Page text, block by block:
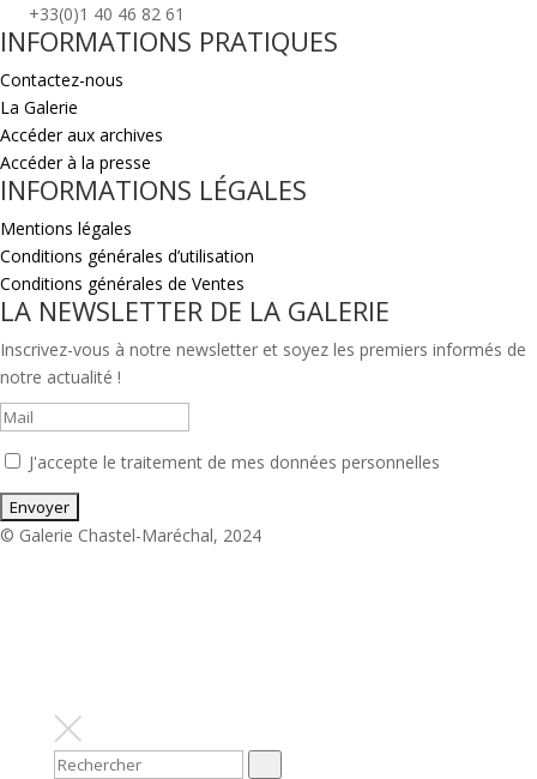
+33(0)1 40 46 82 61
INFORMATIONS PRATIQUES
Contactez-nous
La Galerie
Accéder aux archives
Accéder à la presse
INFORMATIONS LÉGALES
Mentions légales
Conditions générales d’utilisation
Conditions générales de Ventes
LA NEWSLETTER DE LA GALERIE
Inscrivez-vous à notre newsletter et soyez les premiers informés de
notre actualité !
J'accepte le traitement de mes données personnelles
© Galerie Chastel-Maréchal, 2024